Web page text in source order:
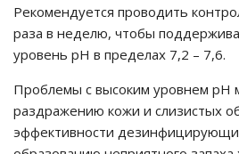
для газовых и
отопления
котла
Рекомендуется проводить
раза в неделю, чтобы
уровень pH в пределах 7,2 – 7,6.
Проблемы с высоким уровнем pH
раздражению кожи и слизистых
эффективности